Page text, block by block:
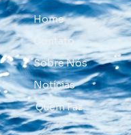
Home
Contato
Sobre Nós
Notícias
Quem Faz